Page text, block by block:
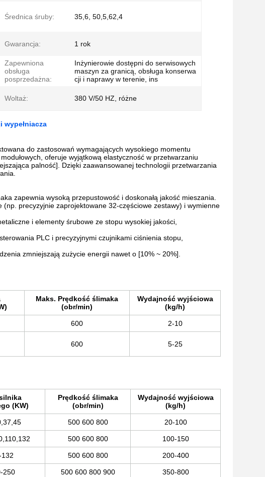
Średnica śruby: 35,6, 50,5,62,4
Gwarancja: 1 rok
Zapewniona
obsługa
posprzedażna:
Inżynierowie dostępni do serwisowych
maszyn za granicą, obsługa konserwa
cji i naprawy w terenie, ins
Woltaż: 380 V/50 HZ, różne
wypełniacza
do zastosowań wymagających wysokiego momentu
oferuje wyjątkową elastyczność w przetwarzaniu
palność]. Dzięki zaawansowanej technologii przetwarzania
zapewnia wysoką przepustowość i doskonałą jakość mieszania.
precyzyjnie zaprojektowane 32-częściowe zestawy) i wymienne
i elementy śrubowe ze stopu wysokiej jakości,
PLC i precyzyjnymi czujnikami ciśnienia stopu,
zmniejszają zużycie energii nawet o [10% ~ 20%].
Maks. Prędkość ślimaka
(obr/min)
Wydajność wyjściowa
(kg/h)
600 2-10
600 5-25
(KW)
Prędkość ślimaka
(obr/min)
Wydajność wyjściowa
(kg/h)
500 600 800 20-100
500 600 800 100-150
500 600 800 200-400
250 500 600 800 900 350-800